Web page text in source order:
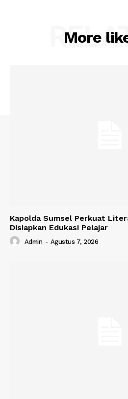
More
Kapolda Sumsel Perkuat
Disiapkan Edukasi Pelajar
Admin - Agustus 7, 2026